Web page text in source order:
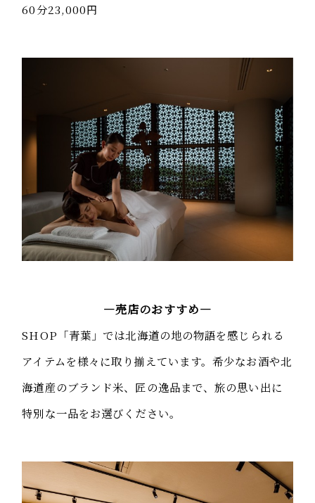
60分23,000円
―売店のおすすめ―
SHOP「青葉」では北海道の地の物語を感じられる
アイテムを様々に取り揃えています。希少なお酒や北
海道産のブランド米、匠の逸品まで、旅の思い出に
特別な一品をお選びください。